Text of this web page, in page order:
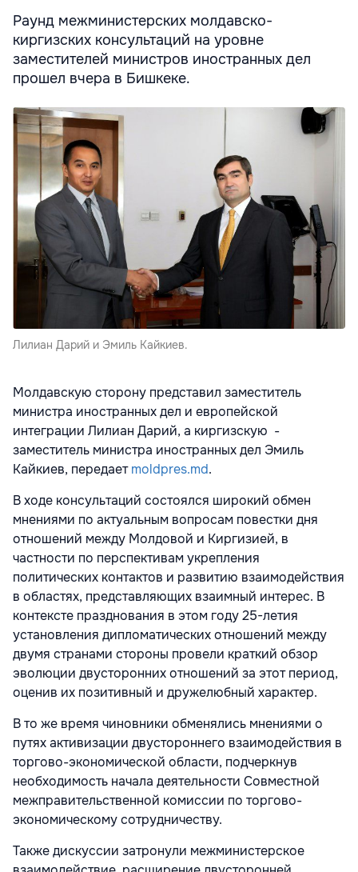
Раунд межминистерских молдавско-
киргизских консультаций на уровне
заместителей министров иностранных дел
прошел вчера в Бишкеке.
Лилиан Дарий и Эмиль Кайкиев.
Молдавскую сторону представил заместитель
министра иностранных дел и европейской
интеграции Лилиан Дарий, а киргизскую -
заместитель министра иностранных дел Эмиль
Кайкиев, передаетmoldpres.md.
В ходе консультаций состоялся широкий обмен
мнениями по актуальным вопросам повестки дня
отношений между Молдовой и Киргизией, в
частности по перспективам укрепления
политических контактов и развитию взаимодействия
в областях, представляющих взаимный интерес. В
контексте празднования в этом году 25-летия
установления дипломатических отношений между
двумя странами стороны провели краткий обзор
эволюции двусторонних отношений за этот период,
оценив их позитивный и дружелюбный характер.
В то же время чиновники обменялись мнениями о
путях активизации двустороннего взаимодействия в
торгово-экономической области, подчеркнув
необходимость начала деятельности Совместной
межправительственной комиссии по торгово-
экономическому сотрудничеству.
Также дискуссии затронули межминистерское